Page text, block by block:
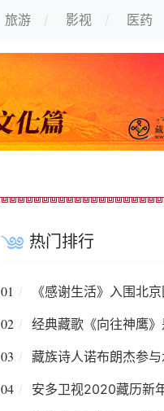
旅游 影视 医药
热门排行
01
02
03
04